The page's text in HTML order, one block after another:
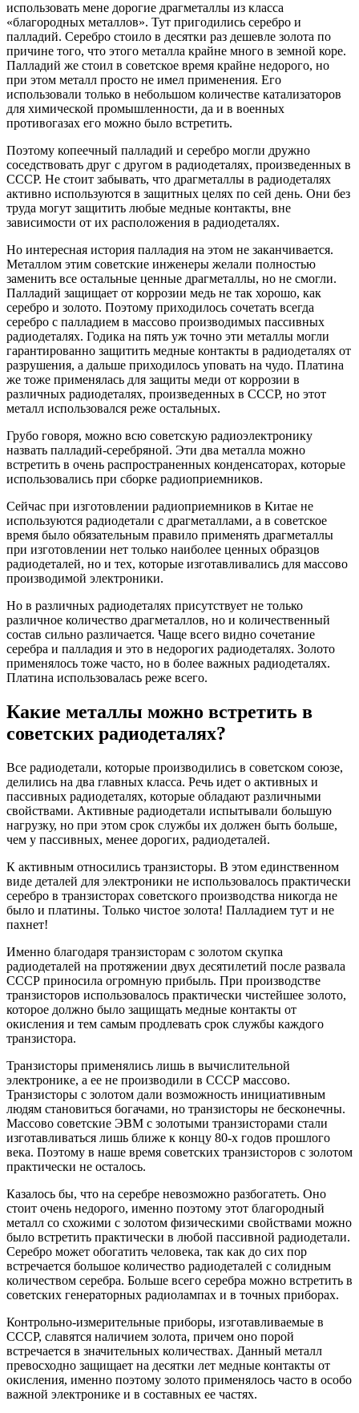
использовать мене дорогие драгметаллы из класса
«благородных металлов». Тут пригодились серебро и
палладий. Серебро стоило в десятки раз дешевле золота по
причине того, что этого металла крайне много в земной коре.
Палладий же стоил в советское время крайне недорого, но
при этом металл просто не имел применения. Его
использовали только в небольшом количестве катализаторов
для химической промышленности, да и в военных
противогазах его можно было встретить.
Поэтому копеечный палладий и серебро могли дружно
соседствовать друг с другом в радиодеталях, произведенных в
СССР. Не стоит забывать, что драгметаллы в радиодеталях
активно используются в защитных целях по сей день. Они без
труда могут защитить любые медные контакты, вне
зависимости от их расположения в радиодеталях.
Но интересная история палладия на этом не заканчивается.
Металлом этим советские инженеры желали полностью
заменить все остальные ценные драгметаллы, но не смогли.
Палладий защищает от коррозии медь не так хорошо, как
серебро и золото. Поэтому приходилось сочетать всегда
серебро с палладием в массово производимых пассивных
радиодеталях. Годика на пять уж точно эти металлы могли
гарантированно защитить медные контакты в радиодеталях от
разрушения, а дальше приходилось уповать на чудо. Платина
же тоже применялась для защиты меди от коррозии в
различных радиодеталях, произведенных в СССР, но этот
металл использовался реже остальных.
Грубо говоря, можно всю советскую радиоэлектронику
назвать палладий-серебряной. Эти два металла можно
встретить в очень распространенных конденсаторах, которые
использовались при сборке радиоприемников.
Сейчас при изготовлении радиоприемников в Китае не
используются радиодетали с драгметаллами, а в советское
время было обязательным правило применять драгметаллы
при изготовлении нет только наиболее ценных образцов
радиодеталей, но и тех, которые изготавливались для массово
производимой электроники.
Но в различных радиодеталях присутствует не только
различное количество драгметаллов, но и количественный
состав сильно различается. Чаще всего видно сочетание
серебра и палладия и это в недорогих радиодеталях. Золото
применялось тоже часто, но в более важных радиодеталях.
Платина использовалась реже всего.
Какие металлы можно встретить в
советских радиодеталях?
Все радиодетали, которые производились в советском союзе,
делились на два главных класса. Речь идет о активных и
пассивных радиодеталях, которые обладают различными
свойствами. Активные радиодетали испытывали большую
нагрузку, но при этом срок службы их должен быть больше,
чем у пассивных, менее дорогих, радиодеталей.
К активным относились транзисторы. В этом единственном
виде деталей для электроники не использовалось практически
серебро в транзисторах советского производства никогда не
было и платины. Только чистое золота! Палладием тут и не
пахнет!
Именно благодаря транзисторам с золотом скупка
радиодеталей на протяжении двух десятилетий после развала
СССР приносила огромную прибыль. При производстве
транзисторов использовалось практически чистейшее золото,
которое должно было защищать медные контакты от
окисления и тем самым продлевать срок службы каждого
транзистора.
Транзисторы применялись лишь в вычислительной
электронике, а ее не производили в СССР массово.
Транзисторы с золотом дали возможность инициативным
людям становиться богачами, но транзисторы не бесконечны.
Массово советские ЭВМ с золотыми транзисторами стали
изготавливаться лишь ближе к концу 80-х годов прошлого
века. Поэтому в наше время советских транзисторов с золотом
практически не осталось.
Казалось бы, что на серебре невозможно разбогатеть. Оно
стоит очень недорого, именно поэтому этот благородный
металл со схожими с золотом физическими свойствами можно
было встретить практически в любой пассивной радиодетали.
Серебро может обогатить человека, так как до сих пор
встречается большое количество радиодеталей с солидным
количеством серебра. Больше всего серебра можно встретить в
советских генераторных радиолампах и в точных приборах.
Контрольно-измерительные приборы, изготавливаемые в
СССР, славятся наличием золота, причем оно порой
встречается в значительных количествах. Данный металл
превосходно защищает на десятки лет медные контакты от
окисления, именно поэтому золото применялось часто в особо
важной электронике и в составных ее частях.